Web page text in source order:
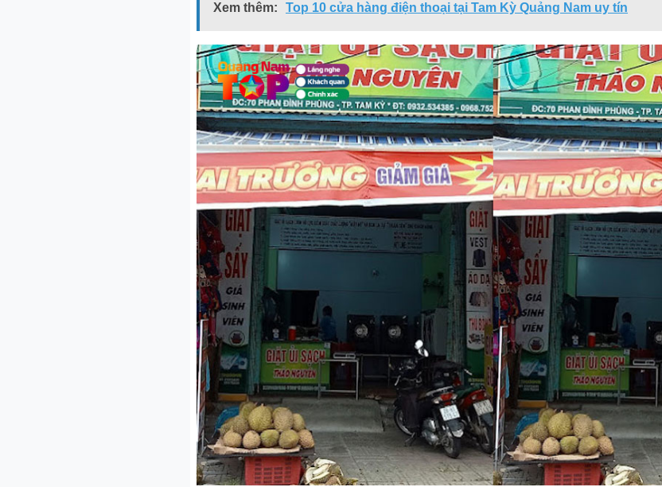
Xem thêm: Top 10 cửa hàng điện thoại tại Tam Kỳ Quảng Nam uy tín